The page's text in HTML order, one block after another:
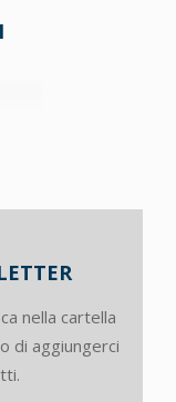
nella cartella
di aggiungerci